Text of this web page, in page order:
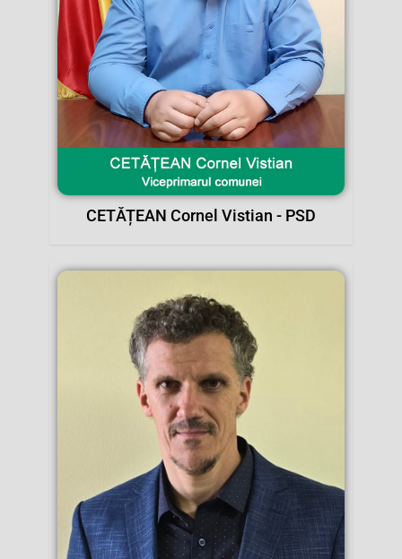
CETĂȚEAN Cornel Vistian - PSD